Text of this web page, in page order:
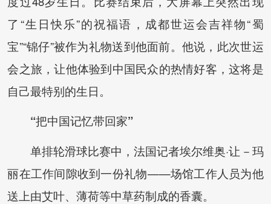
了“生日快乐”的祝福语，成都世运会吉祥物“蜀
宝”“锦仔”被作为礼物送到他面前。他说，此次世运
会之旅，让他体验到中国民众的热情好客，这将是
自己最特别的生日。
“把中国记忆带回家”
单排轮滑球比赛中，法国记者埃尔维奥·让－玛
丽在工作间隙收到一份礼物——场馆工作人员为他
送上由艾叶、薄荷等中草药制成的香囊。